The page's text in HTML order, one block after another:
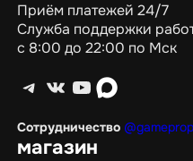
Приём платежей 24/7
Служба поддержки
с 8:00 до 22:00 по Мск
Telegram ВКонтакте YouTube max
Сотрудничество
магазин